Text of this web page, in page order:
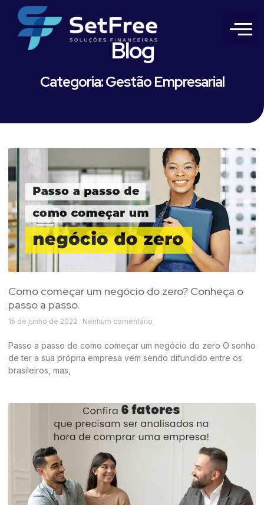
Blog
Categoria: Gestão Empresarial
Como começar um negócio do zero? Conheça o
passo a passo.
15 de junho de 2022 Nenhum comentário
Passo a passo de como começar um negócio do zero O sonho
de ter a sua própria empresa vem sendo difundido entre os
brasileiros, mas,